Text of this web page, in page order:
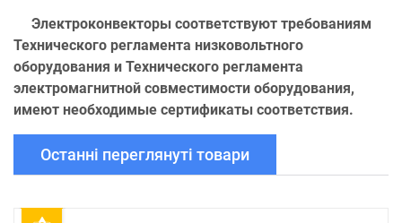
Электроконвекторы соответствуют требованиям
Технического регламента низковольтного
оборудования и Технического регламента
электромагнитной совместимости оборудования,
имеют необходимые сертификаты соответствия.
Останні переглянуті товари